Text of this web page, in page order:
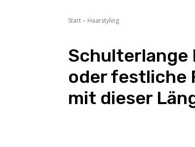
Start Haarstyling
Schulterlange
oder festliche
mit dieser